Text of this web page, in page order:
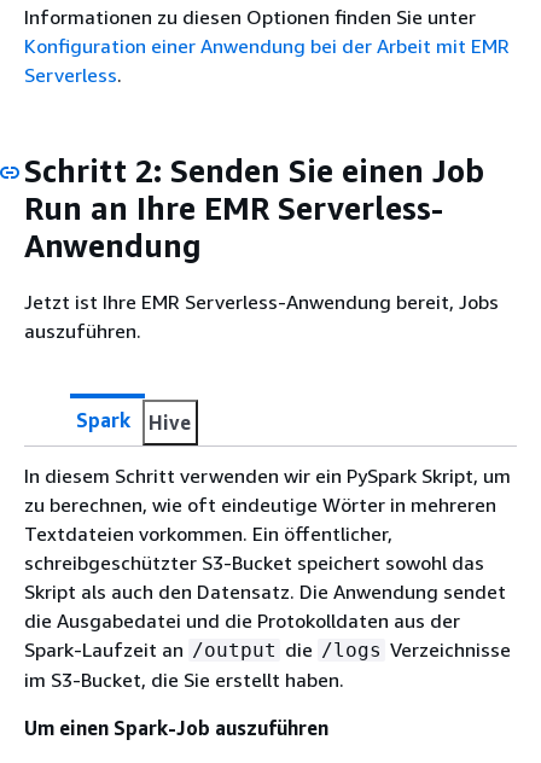
Informationen zu diesen Optionen finden Sie unter
Konfiguration einer Anwendung bei der Arbeit mit EMR
Serverless.
Schritt 2: Senden Sie einen Job
Run an Ihre EMR Serverless-
Anwendung
Jetzt ist Ihre EMR Serverless-Anwendung bereit, Jobs
auszuführen.
Spark Hive
In diesem Schritt verwenden wir ein PySpark Skript, um
zu berechnen, wie oft eindeutige Wörter in mehreren
Textdateien vorkommen. Ein öffentlicher,
schreibgeschützter S3-Bucket speichert sowohl das
Skript als auch den Datensatz. Die Anwendung sendet
die Ausgabedatei und die Protokolldaten aus der
Spark-Laufzeit an /output die /logs Verzeichnisse
im S3-Bucket, die Sie erstellt haben.
Um einen Spark-Job auszuführen